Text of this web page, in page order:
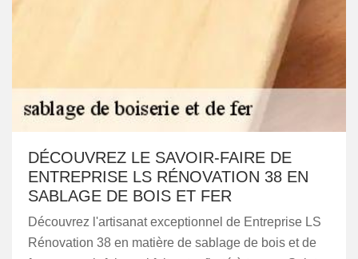
DÉCOUVREZ LE SAVOIR-FAIRE DE
ENTREPRISE LS RÉNOVATION 38 EN
SABLAGE DE BOIS ET FER
Découvrez l'artisanat exceptionnel de Entreprise LS
Rénovation 38 en matière de sablage de bois et de